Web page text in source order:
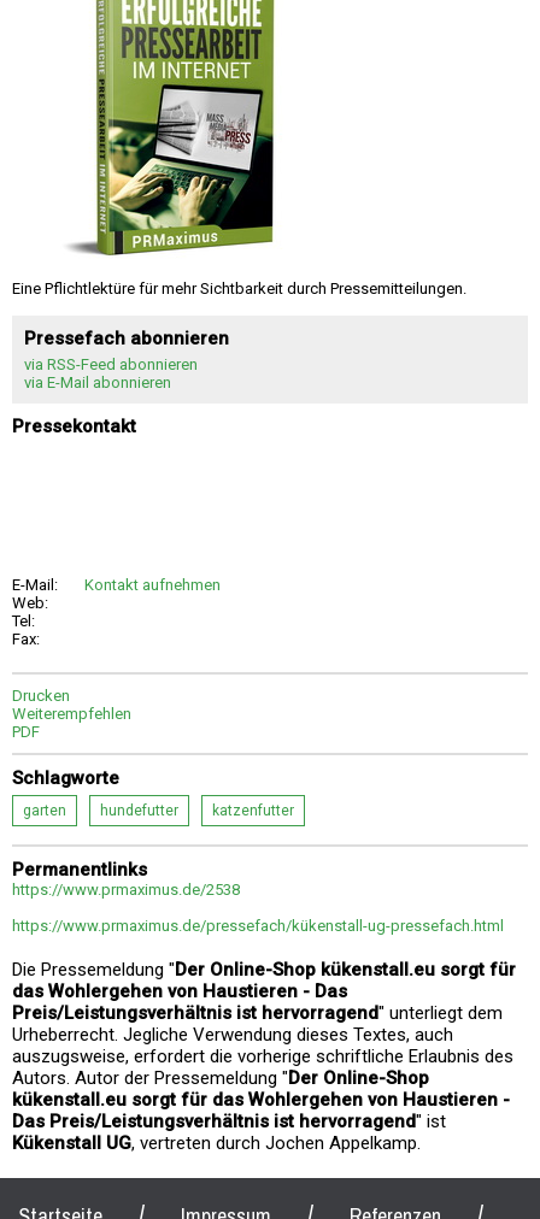
Eine Pflichtlektüre für mehr Sichtbarkeit durch Pressemitteilungen.
Pressefach abonnieren
via RSS-Feed abonnieren
via E-Mail abonnieren
Pressekontakt
E-Mail:
Kontakt aufnehmen
Web:
Tel:
Fax:
Drucken
Weiterempfehlen
PDF
Schlagworte
garten hundefutter katzenfutter
Permanentlinks
https://www.prmaximus.de/2538
https://www.prmaximus.de/pressefach/kükenstall-ug-pressefach.html
Die Pressemeldung "Der Online-Shop kükenstall.eu sorgt für
das Wohlergehen von Haustieren - Das
Preis/Leistungsverhältnis ist hervorragend" unterliegt dem
Urheberrecht. Jegliche Verwendung dieses Textes, auch
auszugsweise, erfordert die vorherige schriftliche Erlaubnis des
Autors. Autor der Pressemeldung "Der Online-Shop
kükenstall.eu sorgt für das Wohlergehen von Haustieren -
Das Preis/Leistungsverhältnis ist hervorragend" ist
Kükenstall UG, vertreten durch Jochen Appelkamp.